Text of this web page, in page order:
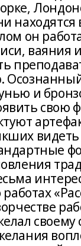
он
ваяния
и
свою
видеть